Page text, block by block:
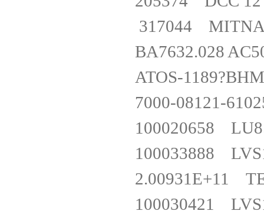
317044
BA7632.028
ATOS-
7000-08121-
100020658
100033888
2.00931E+11
100030421